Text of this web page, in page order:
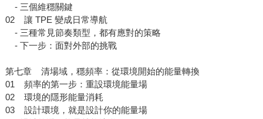
- 三個維穩關鍵
02 讓 TPE 變成日常導航
- 三種常見節奏類型，都有應對的策略
- 下一步：面對外部的挑戰
第七章 清場域，穩頻率：從環境開始的能量轉換
01 頻率的第一步：重設環境能量場
02 環境的隱形能量消耗
03 設計環境，就是設計你的能量場